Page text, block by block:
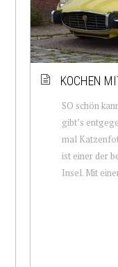
KOCHEN
SO schön
gibt’s
mal
ist einer der
Insel. Mit